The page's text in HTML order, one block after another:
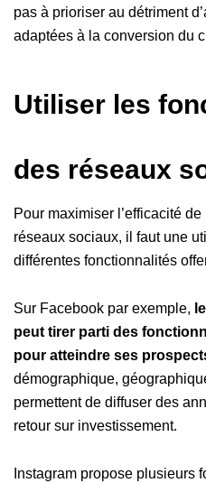
pas à prioriser au détriment
adaptées à la conversion du
Utiliser les
des réseaux
Pour maximiser l’efficacité
réseaux sociaux, il faut une
différentes fonctionnalités
Sur Facebook par exemple,
peut tirer parti des
pour atteindre ses
démographique,
permettent de diffuser des
retour sur investissement.
Instagram propose plusieurs